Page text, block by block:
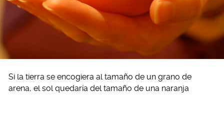
Si la tierra se encogiera al tamaño de un grano de
arena, el sol quedaría del tamaño de una naranja